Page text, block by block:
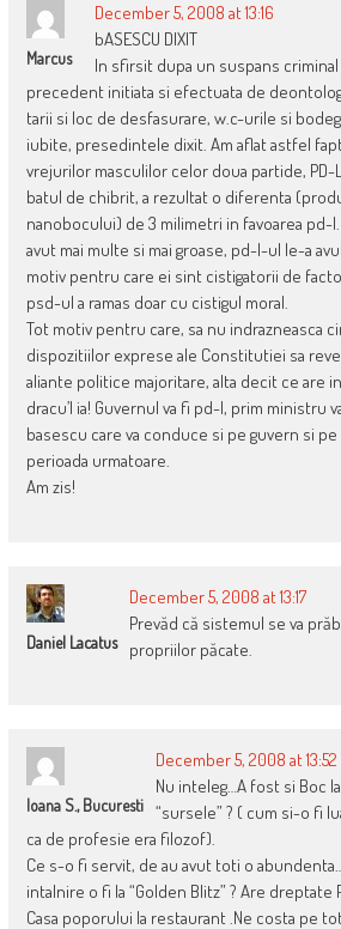
Marcus
December 5, 2008 at 13:16
bASESCU DIXIT
In sfirsit dupa un suspans
precedent initiata si efectuata de
tarii si loc de desfasurare, w.c-urile si
iubite, presedintele dixit. Am aflat astfel
vrejurilor masculilor celor doua partide, PD-
batul de chibrit, a rezultat o diferenta
nanobocului) de 3 milimetri in favoarea pd-
avut mai multe si mai groase, pd-l-ul le-a
motiv pentru care ei sint cistigatorii de
psd-ul a ramas doar cu cistigul moral.
Tot motiv pentru care, sa nu indrazneasca
dispozitiilor exprese ale Constitutiei sa
aliante politice majoritare, alta decit ce are
dracu’l ia! Guvernul va fi pd-l, prim ministru
basescu care va conduce si pe guvern si
perioada urmatoare.
Am zis!
Daniel Lacatus
December 5, 2008 at 13:17
Prevăd că sistemul se va
propriilor păcate.
Ioana S., Bucuresti
December 5, 2008 at 13:52
Nu inteleg…A fost si Boc
“sursele” ? ( cum si-o fi
ca de profesie era filozof).
Ce s-o fi servit, de au avut toti o
intalnire o fi la “Golden Blitz” ? Are dreptate
Casa poporului la restaurant .Ne costa pe